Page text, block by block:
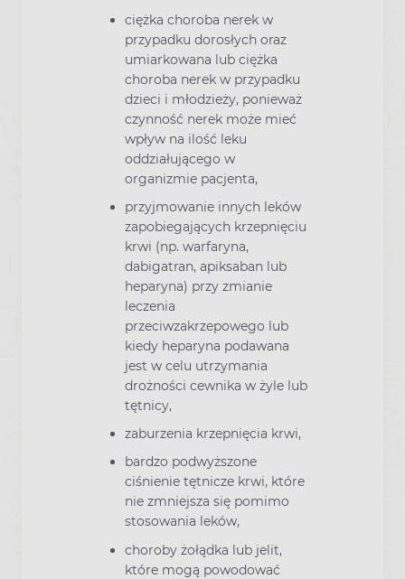
ciężka choroba nerek w
przypadku dorosłych oraz
umiarkowana lub ciężka
choroba nerek w przypadku
dzieci i młodzieży, ponieważ
czynność nerek może mieć
wpływ na ilość leku
oddziałującego w
organizmie pacjenta,
przyjmowanie innych leków
zapobiegających krzepnięciu
krwi (np. warfaryna,
dabigatran, apiksaban lub
heparyna) przy zmianie
leczenia
przeciwzakrzepowego lub
kiedy heparyna podawana
jest w celu utrzymania
drożności cewnika w żyle lub
tętnicy,
zaburzenia krzepnięcia krwi,
bardzo podwyższone
ciśnienie tętnicze krwi, które
nie zmniejsza się pomimo
stosowania leków,
choroby żołądka lub jelit,
które mogą powodować